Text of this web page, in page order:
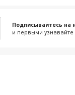
Подписывайтесь на
и первыми